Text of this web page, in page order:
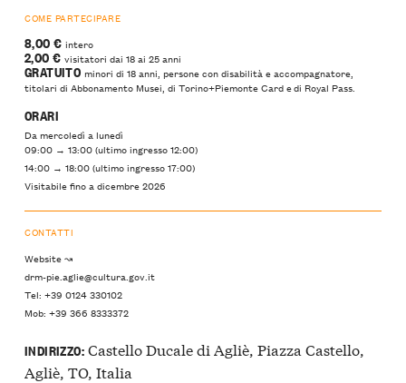
COME PARTECIPARE
8,00 € intero
2,00 € visitatori dai 18 ai 25 anni
GRATUITO minori di 18 anni, persone con disabilità e accompagnatore,
titolari di Abbonamento Musei, di Torino+Piemonte Card e di Royal Pass.
ORARI
Da mercoledì a lunedì
09:00 → 13:00 (ultimo ingresso 12:00)
14:00 → 18:00 (ultimo ingresso 17:00)
Visitabile fino a dicembre 2026
CONTATTI
Website ↝
drm-pie.aglie@cultura.gov.it
Tel: +39 0124 330102
Mob: +39 366 8333372
INDIRIZZO:Castello Ducale di Agliè, Piazza Castello,
Agliè, TO, Italia